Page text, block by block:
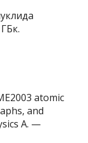
ГБк.
atomic
and
A. —